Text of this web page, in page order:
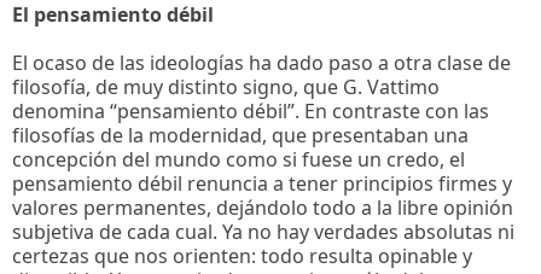
El pensamiento débil
El ocaso de las ideologías ha dado paso a otra clase de
filosofía, de muy distinto signo, que G. Vattimo
denomina “pensamiento débil”. En contraste con las
filosofías de la modernidad, que presentaban una
concepción del mundo como si fuese un credo, el
pensamiento débil renuncia a tener principios firmes y
valores permanentes, dejándolo todo a la libre opinión
subjetiva de cada cual. Ya no hay verdades absolutas ni
certezas que nos orienten: todo resulta opinable y